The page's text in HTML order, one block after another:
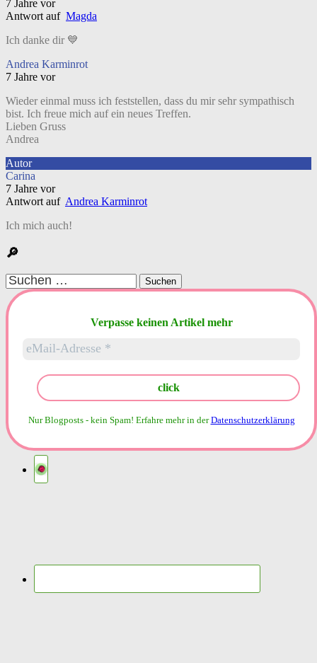
7 Jahre vor
Antwort auf Magda
Ich danke dir 💙
Andrea Karminrot
7 Jahre vor
Wieder einmal muss ich feststellen, dass du mir sehr sympathisch
bist. Ich freue mich auf ein neues Treffen.
Lieben Gruss
Andrea
Autor
Carina
7 Jahre vor
Antwort auf Andrea Karminrot
Ich mich auch!
🔎
Suchen
nach:
Verpasse keinen Artikel mehr
Nur Blogposts - kein Spam! Erfahre mehr in derDatenschutzerklärung